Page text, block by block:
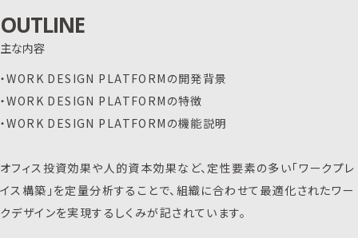
OUTLINE
主な内容
・WORK DESIGN PLATFORMの開発背景
・WORK DESIGN PLATFORMの特徴
・WORK DESIGN PLATFORMの機能説明
オフィス投資効果や人的資本効果など、定性要素の多い「ワークプレ
イス構築」を定量分析することで、組織に合わせて最適化されたワー
クデザインを実現するしくみが記されています。